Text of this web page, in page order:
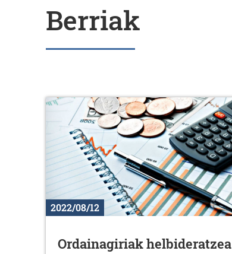
Berriak
2022/08/12
Ordainagiriak helbideratzea